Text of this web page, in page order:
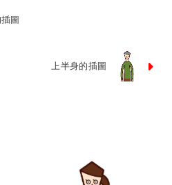
圖
上半身的插圖